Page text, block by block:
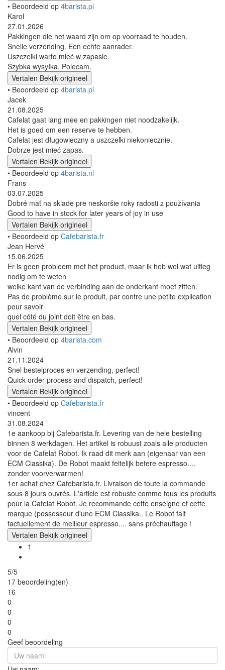
• Beoordeeld op 4barista.pl
Karol
27.01.2026
Pakkingen die het waard zijn om op voorraad te houden.
Snelle verzending. Een echte aanrader.
Uszczelki warto mieć w zapasie.
Szybka wysyłka. Polecam.
Vertalen Bekijk origineel
• Beoordeeld op 4barista.pl
Jacek
21.08.2025
Cafelat gaat lang mee en pakkingen niet noodzakelijk.
Het is goed om een reserve te hebben.
Cafelat jest długowieczny a uszczelki niekoniecznie.
Dobrze jest mieć zapas.
Vertalen Bekijk origineel
• Beoordeeld op 4barista.nl
Frans
03.07.2025
Dobré mať na sklade pre neskoršie roky radosti z používania
Good to have in stock for later years of joy in use
Vertalen Bekijk origineel
• Beoordeeld op Cafebarista.fr
Jean Hervé
15.06.2025
Er is geen probleem met het product, maar ik heb wel wat uitleg
nodig om te weten
welke kant van de verbinding aan de onderkant moet zitten.
Pas de problème sur le produit, par contre une petite explication
pour savoir
quel côté du joint doit être en bas.
Vertalen Bekijk origineel
• Beoordeeld op 4barista.com
Alvin
21.11.2024
Snel bestelproces en verzending, perfect!
Quick order process and dispatch, perfect!
Vertalen Bekijk origineel
• Beoordeeld op Cafebarista.fr
vincent
31.08.2024
1e aankoop bij Cafebarista.fr. Levering van de hele bestelling
binnen 8 werkdagen. Het artikel is robuust zoals alle producten
voor de Cafelat Robot. Ik raad dit merk aan (eigenaar van een
ECM Classika). De Robot maakt feitelijk betere espresso....
zonder voorverwarmen!
1er achat chez Cafebarista.fr. Livraison de toute la commande
sous 8 jours ouvrés. L'article est robuste comme tous les produits
pour la Cafelat Robot. Je recommande cette enseigne et cette
marque (possesseur d'une ECM Classika.. Le Robot fait
factuellement de meilleur espresso.... sans préchauffage !
Vertalen Bekijk origineel
1
5/5
17 beoordeling(en)
16
0
0
0
0
Geef beoordeling